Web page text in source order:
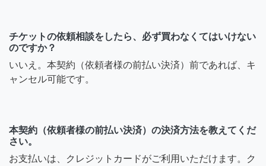
チケットの依頼相談をしたら、必ず買わなくてはいけない
のですか？
いいえ。本契約（依頼者様の前払い決済）前であれば、キ
ャンセル可能です。
本契約（依頼者様の前払い決済）の決済方法を教えてくだ
さい。
お支払いは、クレジットカードがご利用いただけます。ク